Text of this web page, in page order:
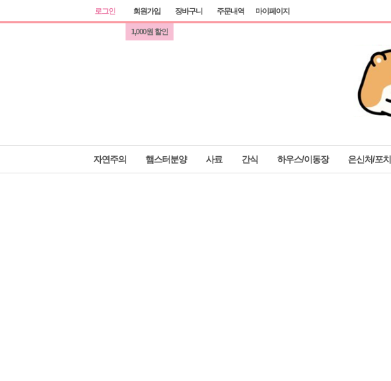
로그인 회원가입
1,000원 할인
장바구니 주문내역 마이페이지
자연주의 햄스터분양 사료 간식 하우스/이동장 은신처/포치